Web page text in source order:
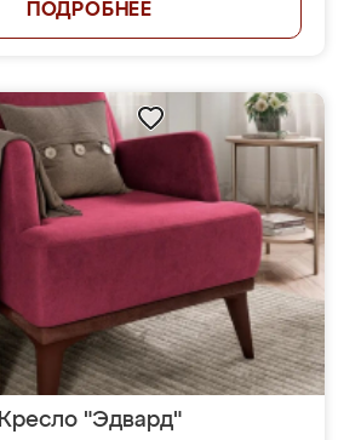
ПОДРОБНЕЕ
Кресло "Эдвард"